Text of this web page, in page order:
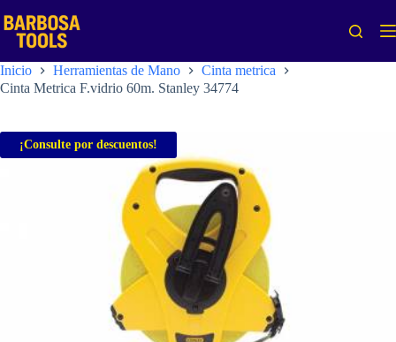
al
contenido
Inicio Herramientas de Mano
Cinta metrica
Cinta Metrica F.vidrio 60m. Stanley 34774
¡Consulte por descuentos!